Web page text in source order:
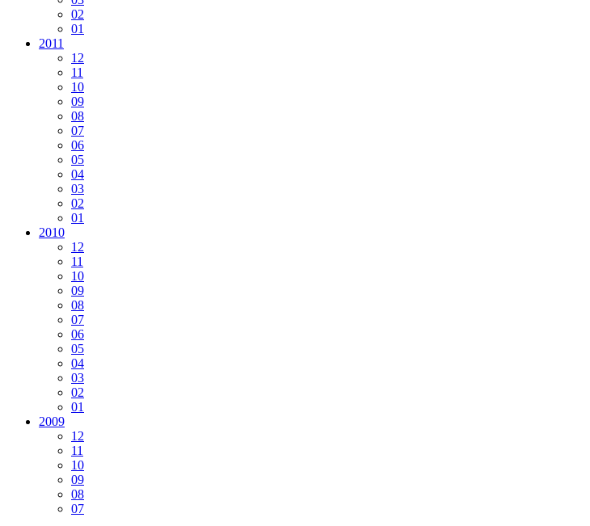
02
01
2011
12
11
10
09
08
07
06
05
04
03
02
01
2010
12
11
10
09
08
07
06
05
04
03
02
01
2009
12
11
10
09
08
07